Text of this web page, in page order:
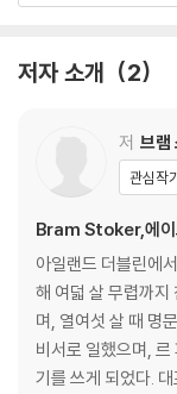
저자 소개 2
저 브램
관심작
Bram Stoker,에
아일랜드 더블린에
해 여덟 살 무렵까지
며, 열여섯 살 때 명
비서로 일했으며, 르
기를 쓰게 되었다. 대표 작품으로는 『드라큘라 Dracula』(1897), 18